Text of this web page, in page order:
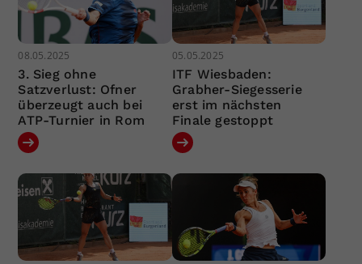
08.05.2025
3. Sieg ohne
Satzverlust: Ofner
überzeugt auch bei
ATP-Turnier in Rom
05.05.2025
ITF Wiesbaden:
Grabher-Siegesserie
erst im nächsten
Finale gestoppt